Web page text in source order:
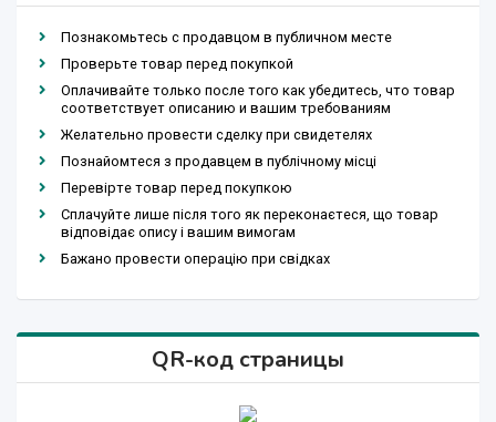
Познакомьтесь с продавцом в публичном месте
Проверьте товар перед покупкой
Оплачивайте только после того как убедитесь, что товар
соответствует описанию и вашим требованиям
Желательно провести сделку при свидетелях
Познайомтеся з продавцем в публічному місці
Перевірте товар перед покупкою
Сплачуйте лише після того як переконаєтеся, що товар
відповідає опису і вашим вимогам
Бажано провести операцію при свідках
QR-код страницы